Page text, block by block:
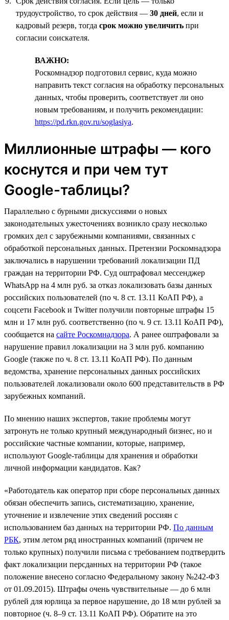
трудоустройство, то срок действия — 30 дней, если и
кадровый резерв, тогда срок можно увеличить при
согласии соискателя.
ВАЖНО:
Роскомнадзор подготовил сервис, куда можно
направить текст согласия на обработку персональных
данных, чтобы проверить, соответствует ли оно
новым требованиям, и получить рекомендации:
https://pd.rkn.gov.ru/soglasiya.
Миллионные штрафы — кого
коснутся и при чем тут
Google-таблицы?
Параллельно с бурными дискуссиями о новых
законодательных ужесточениях возникло сразу несколько
громких дел с зарубежными компаниями, связанных с
обработкой персональных данных. Претензии Роскомнадзора
заключались в нарушении требований локализации ПД
граждан на территории РФ. Суд оштрафовал мессенджер
WhatsApp на 4 млн руб. за отказ локализовать базы данных
российских пользователей (по ч. 8 ст. 13.11 КоАП РФ), а
соцсети Facebook и Twitter получили повторные штрафы 15
млн и 17 млн руб. соответственно (по ч. 9 ст. 13.11 КоАП РФ),
сообщается на сайте Роскомнадзора. А ранее оштрафовали за
нарушение правил локализации на 3 млн руб. компанию
Google (также по ч. 8 ст. 13.11 КоАП РФ). По данным
ведомства, хранение персональных данных российских
пользователей локализовали около 600 представительств в РФ
зарубежных компаний.
По мнению наших экспертов, такие проблемы могут
затронуть не только крупный международный бизнес, но и
российские частные компании, которые, например,
используют Google-таблицы для хранения и обработки
личной информации кандидатов. Как?
«Работодатель как оператор при сборе персональных данных
обязан обеспечить запись, систематизацию, хранение,
уточнение и извлечение этих сведений россиян с
использованием баз данных на территории РФ. По данным
РБК, этим летом ряд иностранных компаний (причем не
только крупных) получили письма с требованием подтвердить
факт локализации персданных на территории РФ (такое
положение внесено согласно Федеральному закону №242-ФЗ
от 01.09.2015). Штрафы очень чувствительные — до 6 млн
рублей для юрлица за первое нарушение, до 18 млн рублей за
повторное (ч. 8–9 ст. 13.11 КоАП РФ). Обратите на это